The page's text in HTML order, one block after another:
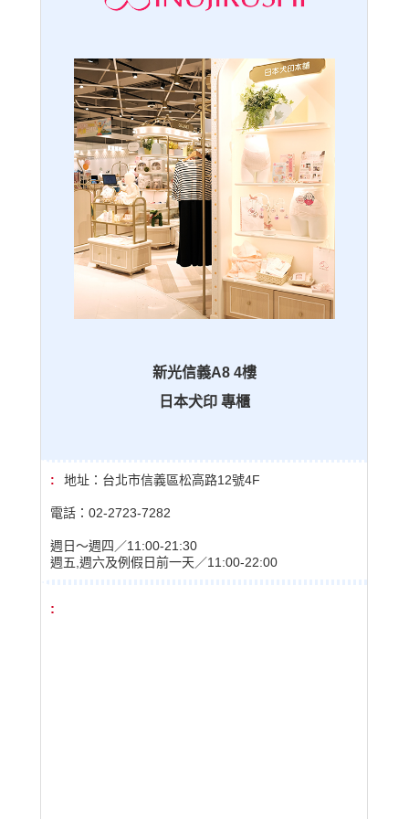
新光信義A8 4樓
日本犬印 專櫃
地址：台北市信義區松高路12號4F
電話：02-2723-7282
週日〜週四／11:00-21:30
週五,週六及例假日前一天／11:00-22:00